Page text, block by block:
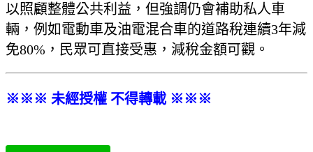
以照顧整體公共利益，但強調仍會補助私人車
輛，例如電動車及油電混合車的道路稅連續3年減
免80%，民眾可直接受惠，減稅金額可觀。
※※※ 未經授權 不得轉載 ※※※